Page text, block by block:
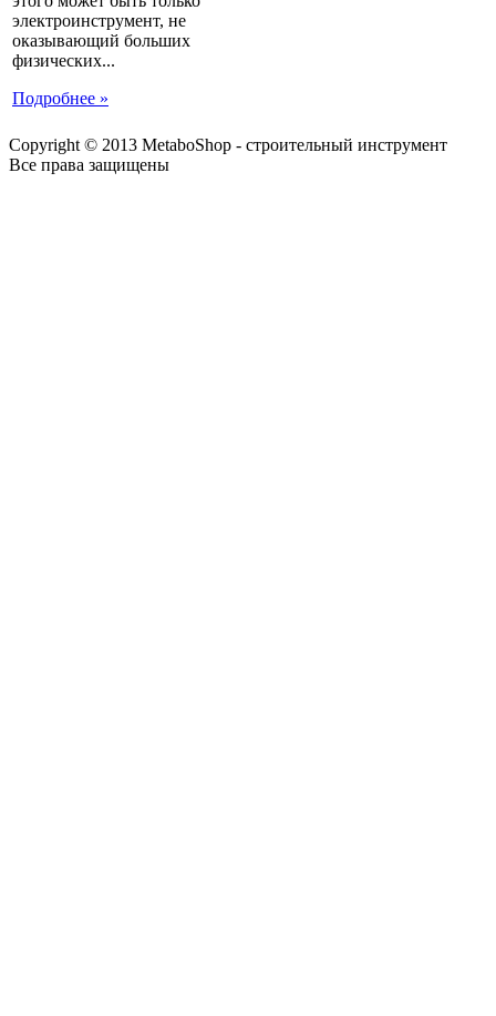
электроинструмент, не
оказывающий больших
физических...
Подробнее »
Copyright © 2013 MetaboShop - строительный инструмент
Все права защищены